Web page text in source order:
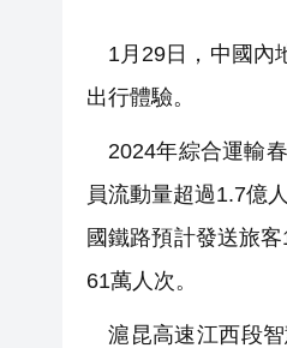
1月29日，中國內
出行體驗。
2024年綜合運輸
員流動量超過1.7億
國鐵路預計發送旅
61萬人次。
滬昆高速江西段智